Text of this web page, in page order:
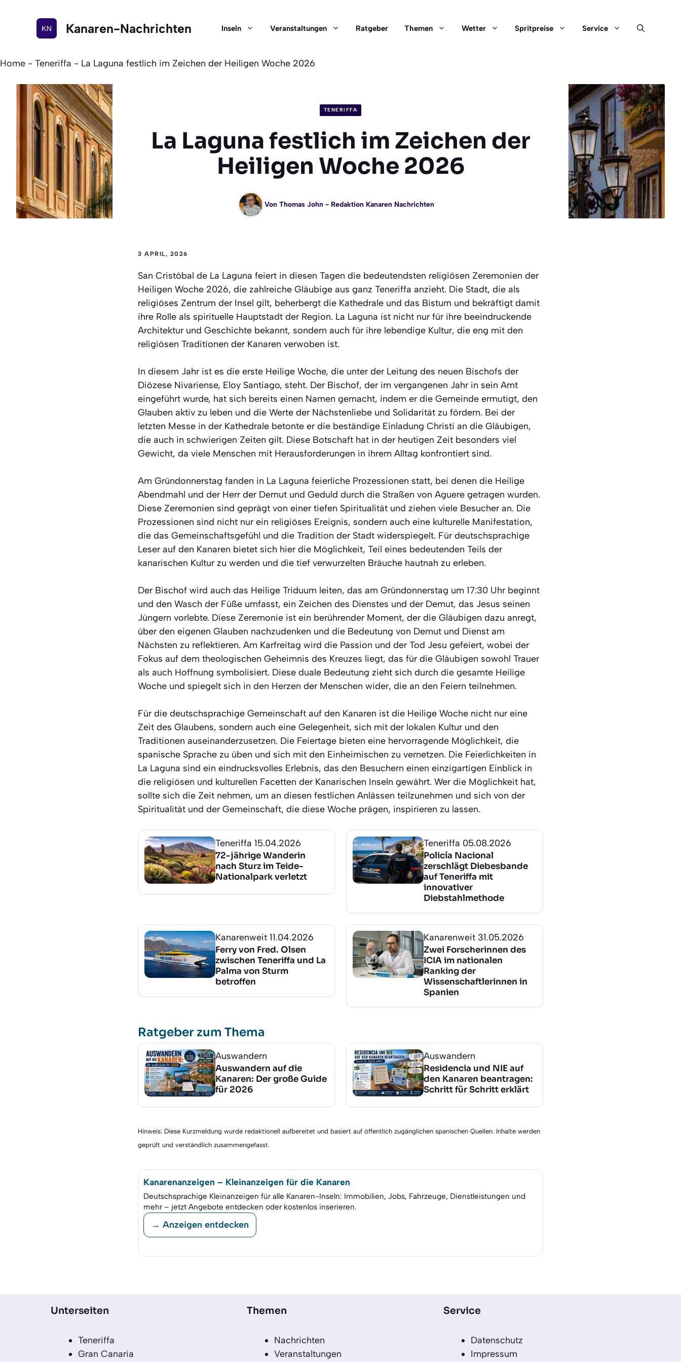
Kanaren-Nachrichten Inseln Veranstaltungen Ratgeber Themen Wetter Spritpreise Service
Home - Teneriffa - La Laguna festlich im Zeichen der Heiligen Woche 2026
TENERIFFA
La Laguna festlich im Zeichen der
Heiligen Woche 2026
Von Thomas John- Redaktion Kanaren Nachrichten
3 APRIL, 2026
San Cristóbal de La Laguna feiert in diesen Tagen die bedeutendsten religiösen Zeremonien der
Heiligen Woche 2026, die zahlreiche Gläubige aus ganz Teneriffa anzieht. Die Stadt, die als
religiöses Zentrum der Insel gilt, beherbergt die Kathedrale und das Bistum und bekräftigt damit
ihre Rolle als spirituelle Hauptstadt der Region. La Laguna ist nicht nur für ihre beeindruckende
Architektur und Geschichte bekannt, sondern auch für ihre lebendige Kultur, die eng mit den
religiösen Traditionen der Kanaren verwoben ist.
In diesem Jahr ist es die erste Heilige Woche, die unter der Leitung des neuen Bischofs der
Diözese Nivariense, Eloy Santiago, steht. Der Bischof, der im vergangenen Jahr in sein Amt
eingeführt wurde, hat sich bereits einen Namen gemacht, indem er die Gemeinde ermutigt, den
Glauben aktiv zu leben und die Werte der Nächstenliebe und Solidarität zu fördern. Bei der
letzten Messe in der Kathedrale betonte er die beständige Einladung Christi an die Gläubigen,
die auch in schwierigen Zeiten gilt. Diese Botschaft hat in der heutigen Zeit besonders viel
Gewicht, da viele Menschen mit Herausforderungen in ihrem Alltag konfrontiert sind.
Am Gründonnerstag fanden in La Laguna feierliche Prozessionen statt, bei denen die Heilige
Abendmahl und der Herr der Demut und Geduld durch die Straßen von Aguere getragen wurden.
Diese Zeremonien sind geprägt von einer tiefen Spiritualität und ziehen viele Besucher an. Die
Prozessionen sind nicht nur ein religiöses Ereignis, sondern auch eine kulturelle Manifestation,
die das Gemeinschaftsgefühl und die Tradition der Stadt widerspiegelt. Für deutschsprachige
Leser auf den Kanaren bietet sich hier die Möglichkeit, Teil eines bedeutenden Teils der
kanarischen Kultur zu werden und die tief verwurzelten Bräuche hautnah zu erleben.
Der Bischof wird auch das Heilige Triduum leiten, das am Gründonnerstag um 17:30 Uhr beginnt
und den Wasch der Füße umfasst, ein Zeichen des Dienstes und der Demut, das Jesus seinen
Jüngern vorlebte. Diese Zeremonie ist ein berührender Moment, der die Gläubigen dazu anregt,
über den eigenen Glauben nachzudenken und die Bedeutung von Demut und Dienst am
Nächsten zu reflektieren. Am Karfreitag wird die Passion und der Tod Jesu gefeiert, wobei der
Fokus auf dem theologischen Geheimnis des Kreuzes liegt, das für die Gläubigen sowohl Trauer
als auch Hoffnung symbolisiert. Diese duale Bedeutung zieht sich durch die gesamte Heilige
Woche und spiegelt sich in den Herzen der Menschen wider, die an den Feiern teilnehmen.
Für die deutschsprachige Gemeinschaft auf den Kanaren ist die Heilige Woche nicht nur eine
Zeit des Glaubens, sondern auch eine Gelegenheit, sich mit der lokalen Kultur und den
Traditionen auseinanderzusetzen. Die Feiertage bieten eine hervorragende Möglichkeit, die
spanische Sprache zu üben und sich mit den Einheimischen zu vernetzen. Die Feierlichkeiten in
La Laguna sind ein eindrucksvolles Erlebnis, das den Besuchern einen einzigartigen Einblick in
die religiösen und kulturellen Facetten der Kanarischen Inseln gewährt. Wer die Möglichkeit hat,
sollte sich die Zeit nehmen, um an diesen festlichen Anlässen teilzunehmen und sich von der
Spiritualität und der Gemeinschaft, die diese Woche prägen, inspirieren zu lassen.
Teneriffa 15.04.2026
72-jährige Wanderin
nach Sturz im Teide-
Nationalpark verletzt
Teneriffa 05.08.2026
Policía Nacional
zerschlägt Diebesbande
auf Teneriffa mit
innovativer
Diebstahlmethode
Kanarenweit 11.04.2026
Ferry von Fred. Olsen
zwischen Teneriffa und La
Palma von Sturm
betroffen
Kanarenweit 31.05.2026
Zwei Forscherinnen des
ICIA im nationalen
Ranking der
Wissenschaftlerinnen in
Spanien
Ratgeber zum Thema
Auswandern
Auswandern auf die
Kanaren: Der große Guide
für 2026
Auswandern
Residencia und NIE auf
den Kanaren beantragen:
Schritt für Schritt erklärt
Hinweis: Diese Kurzmeldung wurde redaktionell aufbereitet und basiert auf öffentlich zugänglichen spanischen Quellen. Inhalte werden
geprüft und verständlich zusammengefasst.
Kanarenanzeigen – Kleinanzeigen für die Kanaren
Deutschsprachige Kleinanzeigen für alle Kanaren-Inseln: Immobilien, Jobs, Fahrzeuge, Dienstleistungen und
mehr – jetzt Angebote entdecken oder kostenlos inserieren.
→ Anzeigen entdecken
Unterseiten
Teneriffa
Gran Canaria
Themen
Nachrichten
Veranstaltungen
Service
Datenschutz
Impressum